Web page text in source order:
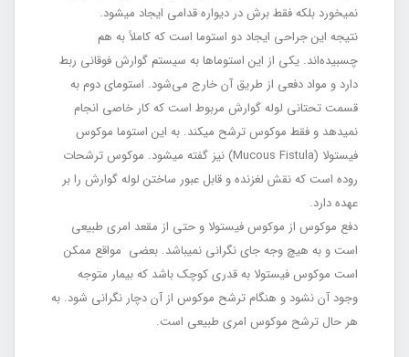
نمی‏خورد بلکه فقط برش در دیواره قدامی ایجاد می‏شود.
نتیجه این جراحی ایجاد دو استوما است که کاملاً به هم
چسبیده‌اند. یکی از این استوماها به سیستم گوارش فوقانی ربط
دارد و مواد دفعی از طریق آن خارج می‌شود. استومای دوم به
قسمت تحتانی لوله گوارش مربوط است که کار خاصی انجام
نمی‏دهد و فقط موکوس ترشح می‏کند. به این استوما موکوس
فیستولا (Mucous Fistula) نیز گفته می‏شود. موکوس ترشحات
روده است که نقش لغزنده و قابل عبور ساختن لوله گوارش را بر
عهده دارد.
دفع موکوس از موکوس فیستولا و حتی از مقعد امری طبیعی
است و به هیچ وجه جای نگرانی نمی‏باشد. بعضی مواقع ممکن
است موکوس فیستولا به قدری کوچک باشد که بیمار متوجه
وجود آن نشود و هنگام ترشح موکوس از آن دچار نگرانی شود. به
هر حال ترشح موکوس امری طبیعی است.